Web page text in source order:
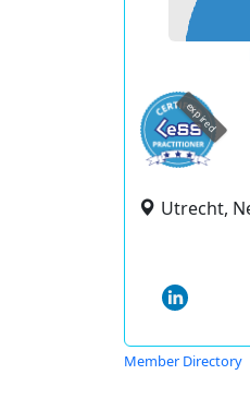
expired
Utrecht,
Member Directory